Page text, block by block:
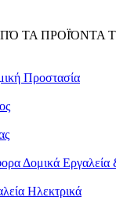
ΤΑ ΠΡΟΪΌΝΤΑ
Προστασία
Δομικά
Ηλεκτρικά